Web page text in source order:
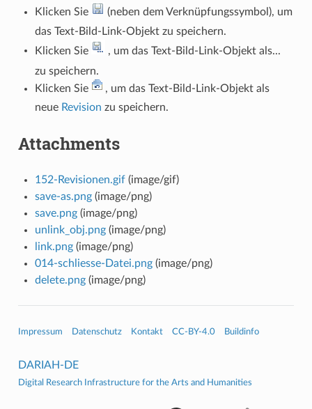
Klicken Sie
(neben dem Verknüpfungssymbol), um
das Text-Bild-Link-Objekt zu speichern.
Klicken Sie
, um das Text-Bild-Link-Objekt als...
zu speichern.
Klicken Sie
, um das Text-Bild-Link-Objekt als
neue Revision zu speichern.
Attachments
152-Revisionen.gif(image/gif)
save-as.png(image/png)
save.png(image/png)
unlink_obj.png(image/png)
link.png(image/png)
014-schliesse-Datei.png(image/png)
delete.png(image/png)
Impressum Datenschutz Kontakt CC-BY-4.0 Buildinfo
DARIAH-DE
Digital Research Infrastructure for the Arts and Humanities